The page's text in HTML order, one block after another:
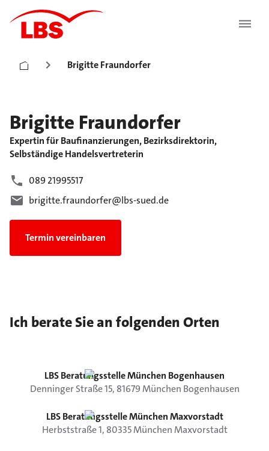
Brigitte Fraundorfer
Brigitte Fraundorfer
Expertin für Baufinanzierungen, Bezirksdirektorin,
Selbständige Handelsvertreterin
089 21995517
brigitte.fraundorfer@lbs-sued.de
Termin vereinbaren
Ich berate Sie an folgenden Orten
LBS Beratungsstelle München Bogenhausen
Denninger Straße15, 81679München Bogenhausen
LBS Beratungsstelle München Maxvorstadt
Herbststraße1, 80335MünchenMaxvorstadt